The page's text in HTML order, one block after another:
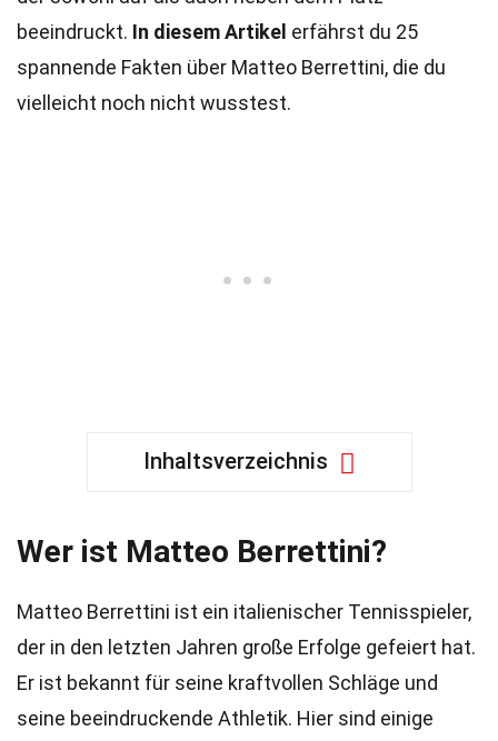
beeindruckt. In diesem Artikel erfährst du 25
spannende Fakten über Matteo Berrettini, die du
vielleicht noch nicht wusstest.
Inhaltsverzeichnis
Wer ist Matteo Berrettini?
Matteo Berrettini ist ein italienischer Tennisspieler,
der in den letzten Jahren große Erfolge gefeiert hat.
Er ist bekannt für seine kraftvollen Schläge und
seine beeindruckende Athletik. Hier sind einige